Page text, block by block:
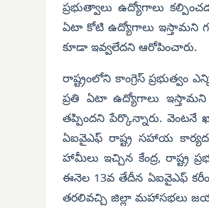
ప్రభుత్వాలు ఉద్యోగాలు
ఏటా కోటి ఉద్యోగాలు ఇస్తామని
కూడా ఇవ్వలేదని ఆరోపించారు.
రాష్ట్రంలోని కాంగ్రెస్
ప్రతి ఏటా ఉద్యోగాలు
తప్పిందని పేర్కొన్నారు.
ఏఐవైఎఫ్ రాష్ట్ర సహాయ
హామీలు ఇచ్చిన కేంద్ర, రాష్ట్ర
ఈనెల 13వ తేదీన ఏఐవైఎఫ్
తరలివచ్చి జిల్లా మహాసభలు